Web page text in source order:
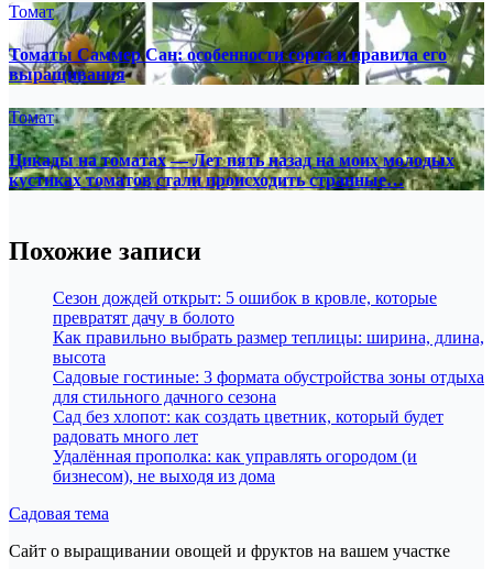
Томат
Томаты Саммер Сан: особенности сорта и правила его
выращивания
Томат
Цикады на томатах — Лет пять назад на моих молодых
кустиках томатов стали происходить странные…
Похожие записи
Сезон дождей открыт: 5 ошибок в кровле, которые
превратят дачу в болото
Как правильно выбрать размер теплицы: ширина, длина,
высота
Садовые гостиные: 3 формата обустройства зоны отдыха
для стильного дачного сезона
Сад без хлопот: как создать цветник, который будет
радовать много лет
Удалённая прополка: как управлять огородом (и
бизнесом), не выходя из дома
Садовая тема
Сайт о выращивании овощей и фруктов на вашем участке